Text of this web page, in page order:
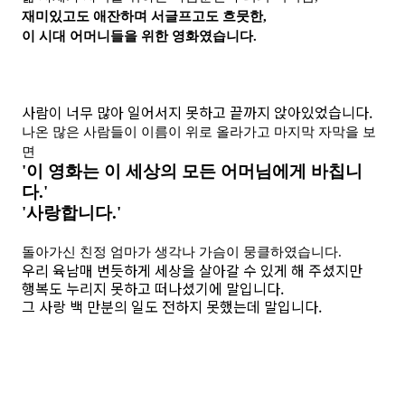
재미있고도 애잔하며 서글프고도 흐뭇한,
이 시대 어머니들을 위한 영화였습니다.
사람이 너무 많아 일어서지 못하고 끝까지 앉아있었습니다.
나온 많은 사람들이 이름이 위로 올라가고 마지막 자막을 보
면
'이 영화는 이 세상의 모든 어머님에게 바칩니
다.'
'사랑합니다.'
돌아가신 친정 엄마가 생각나 가슴이 뭉클하였습니다.
우리 육남매 번듯하게 세상을 살아갈 수 있게 해 주셨지만
행복도 누리지 못하고 떠나셨기에 말입니다.
그 사랑 백 만분의 일도 전하지 못했는데 말입니다.